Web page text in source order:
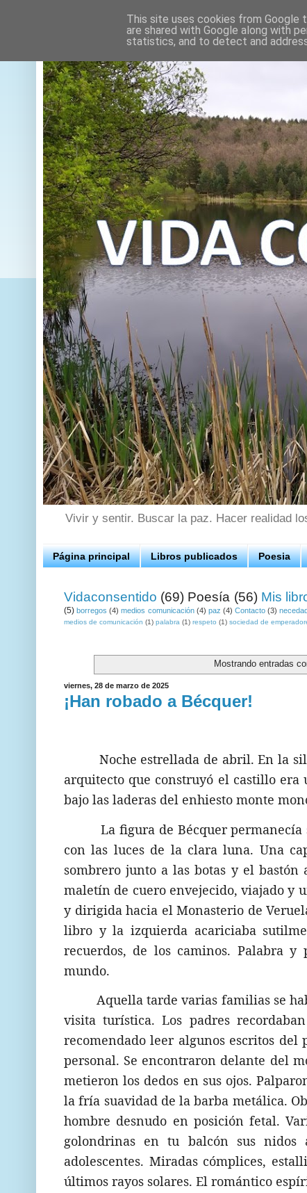
Vivir y sentir. Buscar la paz. Hacer realidad
Página principal Libros publicados Poesia
Vidaconsentido (69) Poesía (56) Mis
(5) borregos (4) medios comunicación (4) paz (4) Contacto (3)
medios de comunicación (1) palabra (1) respeto (1) sociedad de
Mostrando entradas
viernes, 28 de marzo de 2025
¡Han robado a Bécquer!
Noche estrellada de abril. En la
arquitecto que construyó el castillo
bajo las laderas del enhiesto monte
La figura de Bécquer
con las luces de la clara luna. Una
sombrero junto a las botas y el
maletín de cuero envejecido, viajado y
y dirigida hacia el Monasterio de
libro y la izquierda acariciaba
recuerdos, de los caminos. Palabra
mundo.
Aquella tarde varias familias se
visita turística. Los padres
recomendado leer algunos escritos
personal. Se encontraron delante del
metieron los dedos en sus ojos.
la fría suavidad de la barba metálica.
hombre desnudo en posición fetal.
golondrinas en tu balcón sus nidos
adolescentes. Miradas cómplices,
últimos rayos solares. El romántico
This site uses cookies from Google
are shared with Google along with
statistics, and to detect and